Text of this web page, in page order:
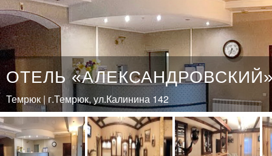
ОТЕЛЬ
Темрюк | г.Темрюк, ул.Калинина 142